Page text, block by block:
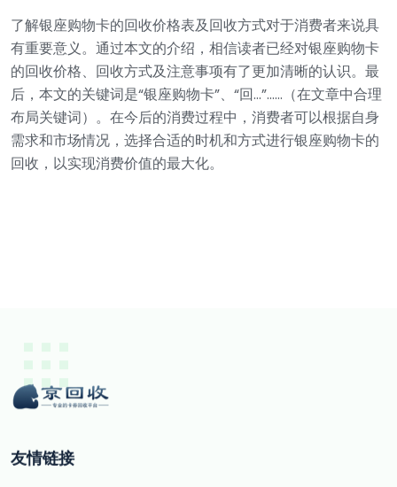
了解银座购物卡的回收价格表及回收方式对于消费者来说具
有重要意义。通过本文的介绍，相信读者已经对银座购物卡
的回收价格、回收方式及注意事项有了更加清晰的认识。最
后，本文的关键词是“银座购物卡”、“回…”……（在文章中合理
布局关键词）。在今后的消费过程中，消费者可以根据自身
需求和市场情况，选择合适的时机和方式进行银座购物卡的
回收，以实现消费价值的最大化。
友情链接